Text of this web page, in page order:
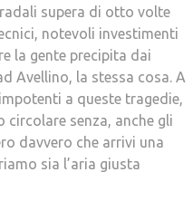
supera di otto volte
notevoli investimenti
la gente precipita dai
Avellino, la stessa cosa. A
a queste tragedie,
senza, anche gli
davvero che arrivi una
sia l’aria giusta